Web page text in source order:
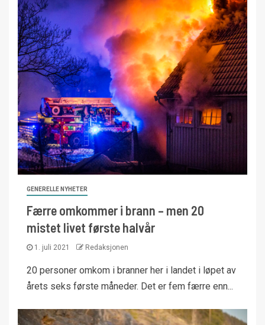
GENERELLE NYHETER
Færre omkommer i brann – men 20
mistet livet første halvår
1. juli 2021 Redaksjonen
20 personer omkom i branner her i landet i løpet av
årets seks første måneder. Det er fem færre enn...